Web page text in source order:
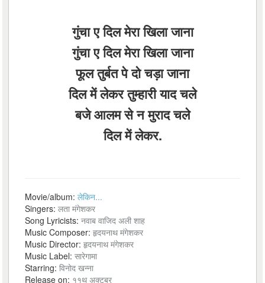
गुंचा ए दिल मेरा खिला जाना
गुंचा ए दिल मेरा खिला जाना
फूल तुर्बत पे दो चड़ा जाना
दिल में लेकर तुम्हारी याद चले
बजे आलम से न मुराद चले
दिल में लेकर.
Movie/album:लेकिन...
Singers:लता मंगेशकर
Song Lyricists:नवाब वाजिद अली शाह
Music Composer:हृदयनाथ मंगेशकर
Music Director:हृदयनाथ मंगेशकर
Music Label:सारेगामा
Starring:विनोद खन्ना
Release on: ११थ अक्टूबर